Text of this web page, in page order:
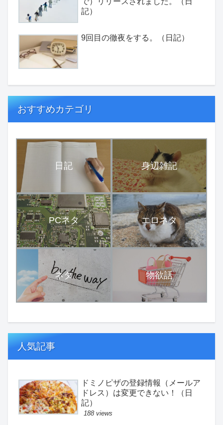
記）
9回目の徹夜をする。（日記）
おすすめカテゴリ
日記 身辺雑記
PCネタ エロネタ
ネタ 物欲話
人気記事
ドミノピザの登録情報（メールア
ドレス）は変更できない！（日
記）
188 views